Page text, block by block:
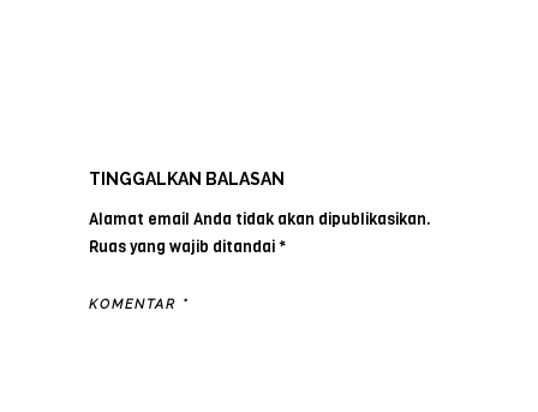
TINGGALKAN BALASAN
Alamat email Anda tidak akan dipublikasikan.
Ruas yang wajib ditandai*
KOMENTAR *